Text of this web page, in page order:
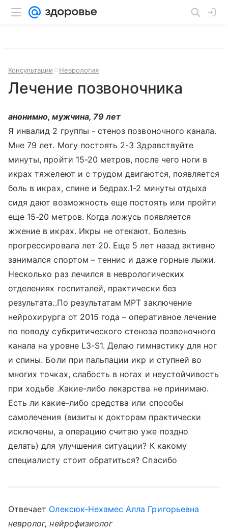
Консультации Неврология
Лечение позвоночника
анонимно, мужчина, 79 лет
Я инвалид 2 группы - стеноз позвоночного канала.
Мне 79 лет. Могу постоять 2-3 Здравствуйте
минуты, пройти 15-20 метров, после чего ноги в
икрах тяжелеют и с трудом двигаются, появляется
боль в икрах, спине и бедрах.1-2 минуты отдыха
сидя дают возможность еще постоять или пройти
еще 15-20 метров. Когда ложусь появляется
жжение в икрах. Икры не отекают. Болезнь
прогрессировала лет 20. Еще 5 лет назад активно
занимался спортом – теннис и даже горные лыжи.
Несколько раз лечился в неврологических
отделениях госпиталей, практически без
результата..По результатам МРТ заключение
нейрохирурга от 2015 года – оперативное лечение
по поводу субкритического стеноза позвоночного
канала на уровне L3-S1. Делаю гимнастику для ног
и спины. Боли при пальпации икр и ступней во
многих точках, слабость в ногах и неустойчивость
при ходьбе .Какие-либо лекарства не принимаю.
Есть ли какие-либо средства или способы
самолечения (визиты к докторам практически
исключены, а операцию считаю уже поздно
делать) для улучшения ситуации? К какому
специалисту стоит обратиться? Спасибо
Отвечает Олексюк-Нехамес Алла Григорьевна
невролог, нейрофизиолог